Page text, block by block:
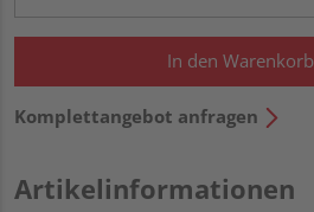
In den Warenkorb
Komplettangebot anfragen
Artikelinformationen